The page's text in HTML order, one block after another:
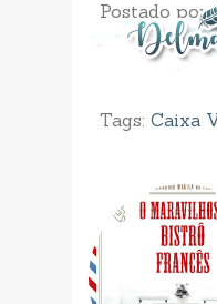
Postado por
Tags: Caixa